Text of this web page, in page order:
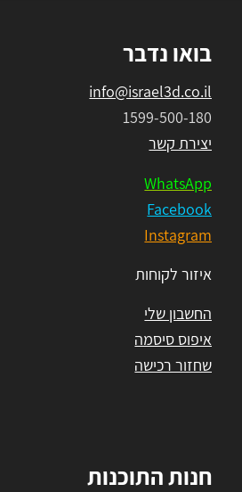
בואו נדבר
info@israel3d.co.il
1599-500-180
יצירת קשר
WhatsApp
Facebook
Instagram
איזור לקוחות
החשבון שלי
איפוס סיסמה
שחזור רכישה
חנות התוכנות